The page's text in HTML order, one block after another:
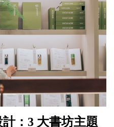
：3 大書坊主題